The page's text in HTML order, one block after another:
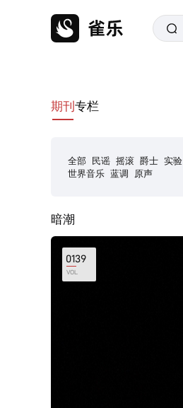
期刊 专栏
全部 民谣 摇滚 爵士 实验
世界音乐 蓝调 原声
暗潮
0139
VOL